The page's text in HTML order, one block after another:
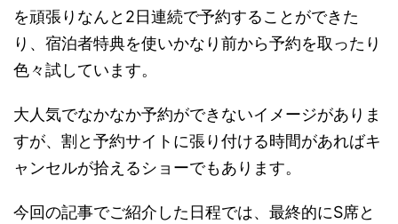
を頑張りなんと2日連続で予約することができた
り、宿泊者特典を使いかなり前から予約を取ったり
色々試しています。
大人気でなかなか予約ができないイメージがありま
すが、割と予約サイトに張り付ける時間があればキ
ャンセルが拾えるショーでもあります。
今回の記事でご紹介した日程では、最終的にS席と